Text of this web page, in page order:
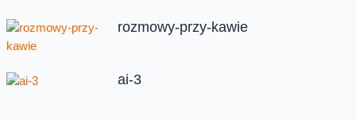
rozmowy-przy-kawie
ai-3